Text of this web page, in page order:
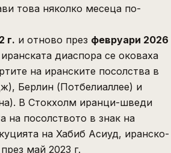
това няколко месеца по-
г. и отново през февруари 2026
диаспора се оковаха
на иранските посолства в
Берлин (Потбелиаллее) и
В Стокхолм иранци-шведи
на посолството в знак на
на Хабиб Асиуд, иранско-
май 2023 г.